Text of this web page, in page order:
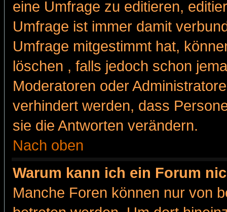
eine Umfrage zu editieren,
Umfrage ist immer damit
Umfrage mitgestimmt hat,
löschen , falls jedoch schon
Moderatoren oder
verhindert werden, dass
sie die Antworten verändern.
Nach oben
Warum kann ich ein Forum
Manche Foren können nur von